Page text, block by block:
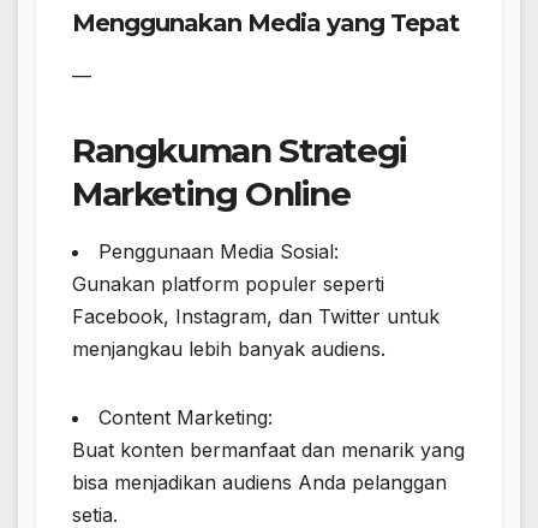
Menggunakan Media yang Tepat
—
Rangkuman Strategi
Marketing Online
Penggunaan Media Sosial:
Gunakan platform populer seperti
Facebook, Instagram, dan Twitter untuk
menjangkau lebih banyak audiens.
Content Marketing:
Buat konten bermanfaat dan menarik yang
bisa menjadikan audiens Anda pelanggan
setia.